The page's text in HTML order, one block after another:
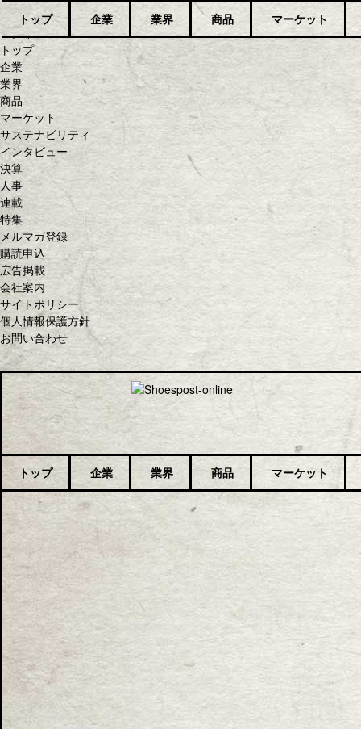
ログイン
トップ
企業
業界
商品
マーケット
サステナビリティ
インタビュー
決算
人事
連載
特集
メルマガ登録
購読申込
広告掲載
会社案内
サイトポリシー
個人情報保護方針
お問い合わせ
トップ 企業 業界 商品 マーケット
トップ 企業 業界 商品 マーケット